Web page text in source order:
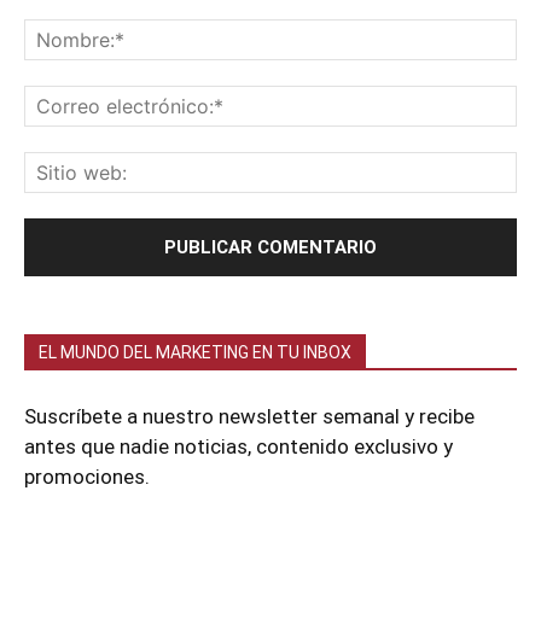
EL MUNDO DEL MARKETING EN TU INBOX
Suscríbete a nuestro newsletter semanal y recibe
antes que nadie noticias, contenido exclusivo y
promociones.